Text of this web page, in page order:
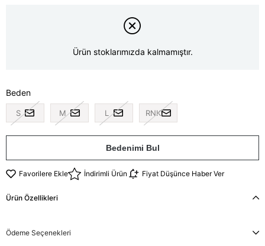
Ürün stoklarımızda kalmamıştır.
Beden
S M L RNK
Bedenimi Bul
Favorilere Ekle İndirimli Ürün Fiyat Düşünce Haber Ver
Ürün Özellikleri
Ödeme Seçenekleri